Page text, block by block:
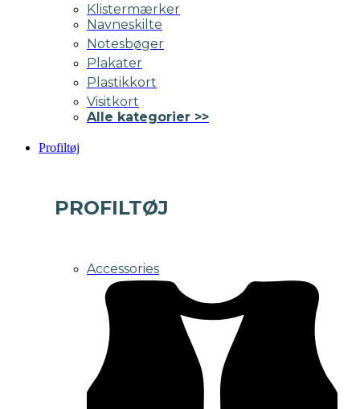
Klistermærker
Navneskilte
Notesbøger
Plakater
Plastikkort
Visitkort
Alle kategorier >>
Profiltøj
PROFILTØJ
Accessories